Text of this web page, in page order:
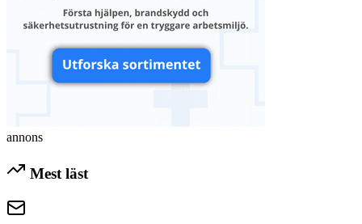
annons
Mest läst